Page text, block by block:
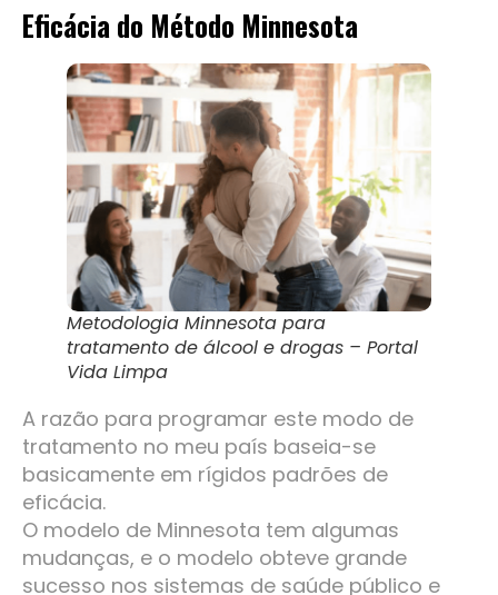
Eficácia do Método Minnesota
Metodologia Minnesota para
tratamento de álcool e drogas – Portal
Vida Limpa
A razão para programar este modo de
tratamento no meu país baseia-se
basicamente em rígidos padrões de
eficácia.
O modelo de Minnesota tem algumas
mudanças, e o modelo obteve grande
sucesso nos sistemas de saúde público e